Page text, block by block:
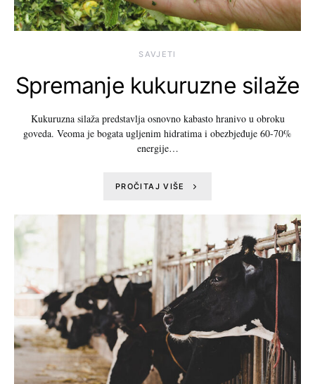
SAVJETI
Spremanje kukuruzne silaže
Kukuruzna silaža predstavlja osnovno kabasto hranivo u obroku
goveda. Veoma je bogata ugljenim hidratima i obezbjeđuje 60-70%
energije…
PROČITAJ VIŠE